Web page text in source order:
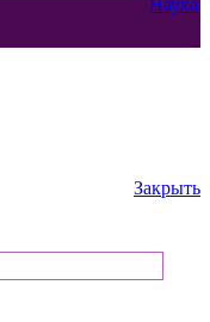
Наука
Закрыть